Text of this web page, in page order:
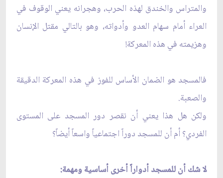
والمتراس والخندق لهذه الحرب، وهجرانه يعني الوقوف في
العراء أمام سهام العدو وأدواته، وهو بالتالي مقتل الإنسان
وهزيمته في هذه المعركة!
فالمسجد هو الضمان الأساس للفوز في هذه المعركة الدقيقة
والصعبة.
ولكن هل هذا يعني أن نقصر دور المسجد على المستوى
الفردي؟ أم أن للمسجد دوراً اجتماعياً واسعاً أيضاً؟
لا شك أن للمسجد أدواراً أخرى أساسية ومهمة: